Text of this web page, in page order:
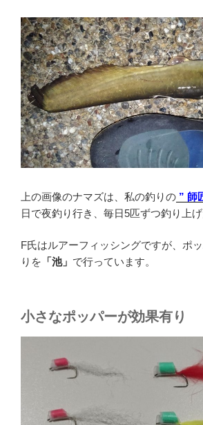
上の画像のナマズは、私の釣りの ” 師
日で夜釣り行き、毎日5匹ずつ釣り上げ
F氏はルアーフィッシングですが、ポ
りを 「池」 で行っています。
小さなポッパーが効果有り